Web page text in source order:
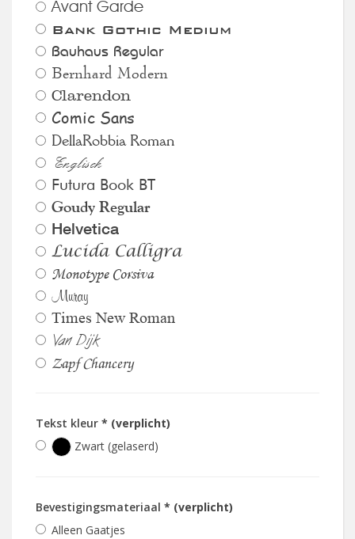
Avant Garde
Bank Gothic Medium
Bauhaus Regular
Bernhard Modern
Clarendon
Comic Sans
DellaRobbia Roman
Englisch
Futura Book BT
Goudy Regular
Helvetica
Lucida Calligra
Monotype Corsiva
Muray
Times New Roman
Van Dijk
Zapf Chancery
Tekst kleur * (verplicht)
Zwart (gelaserd)
Bevestigingsmateriaal * (verplicht)
Alleen Gaatjes